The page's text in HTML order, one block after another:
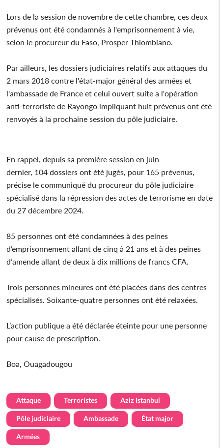
Lors de la session de novembre de cette chambre, ces deux
prévenus ont été condamnés à l'emprisonnement à vie,
selon le procureur du Faso, Prosper Thiombiano.
Par ailleurs, les dossiers judiciaires relatifs aux attaques du
2 mars 2018 contre l'état-major général des armées et
l'ambassade de France et celui ouvert suite a l'opération
anti-terroriste de Rayongo impliquant huit prévenus ont été
renvoyés à la prochaine session du pôle judiciaire.
En rappel, depuis sa première session en juin
dernier, 104 dossiers ont été jugés, pour 165 prévenus,
précise le communiqué du procureur du pôle judiciaire
spécialisé dans la répression des actes de terrorisme en date
du 27 décembre 2024.
85 personnes ont été condamnées à des peines
d’emprisonnement allant de cinq à 21 ans et à des peines
d’amende allant de deux à dix millions de francs CFA.
Trois personnes mineures ont été placées dans des centres
spécialisés. Soixante-quatre personnes ont été relaxées.
L’action publique a été déclarée éteinte pour une personne
pour cause de prescription.
Boa, Ouagadougou
Attaque Terroristes Aziz Istanbul
Pôle judiciaire Ambassade État major
Armées